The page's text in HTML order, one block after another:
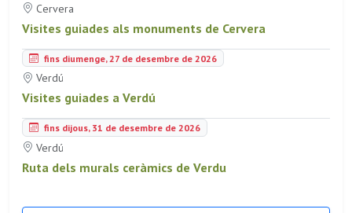
Cervera
Visites guiades als monuments de Cervera
fins diumenge, 27 de desembre de 2026
Verdú
Visites guiades a Verdú
fins dijous, 31 de desembre de 2026
Verdú
Ruta dels murals ceràmics de Verdu